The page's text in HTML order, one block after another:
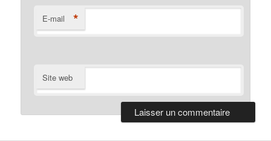
E-mail *
Site web